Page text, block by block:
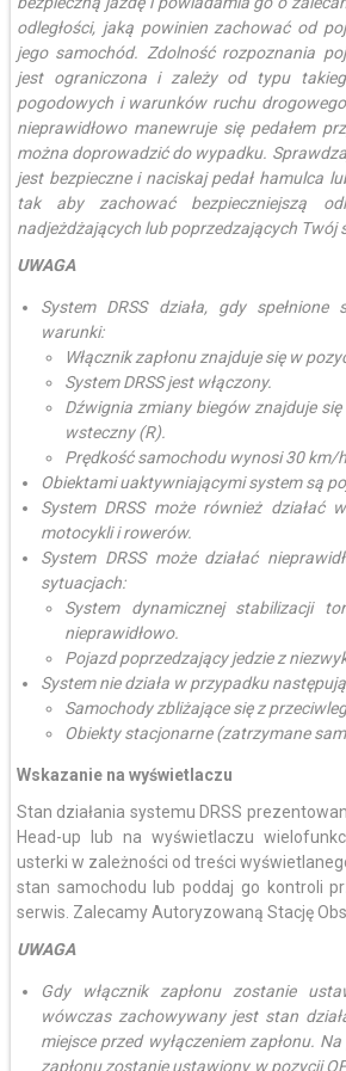
odległości, jaką powinien zachować od
jego samochód. Zdolność rozpoznania
jest ograniczona i zależy od typu
pogodowych i warunków ruchu
nieprawidłowo manewruje się pedałem
można doprowadzić do wypadku.
jest bezpieczne i naciskaj pedał hamulca
tak aby zachować bezpieczniejszą
nadjeżdżających lub poprzedzających Twój
UWAGA
System DRSS działa, gdy spełnione
warunki:
Włącznik zapłonu znajduje się w
System DRSS jest włączony.
Dźwignia zmiany biegów znajduje
wsteczny (R).
Prędkość samochodu wynosi 30 km/
Obiektami uaktywniającymi system są
System DRSS może również działać
motocykli i rowerów.
System DRSS może działać
sytuacjach:
System dynamicznej stabilizacji
nieprawidłowo.
Pojazd poprzedzający jedzie z
System nie działa w przypadku
Samochody zbliżające się z
Obiekty stacjonarne (zatrzymane
Wskazanie na wyświetlaczu
Stan działania systemu DRSS
Head-up lub na wyświetlaczu
usterki w zależności od treści
stan samochodu lub poddaj go kontroli
serwis. Zalecamy Autoryzowaną Stację
UWAGA
Gdy włącznik zapłonu zostanie
wówczas zachowywany jest stan
miejsce przed wyłączeniem zapłonu.
zapłonu zostanie ustawiony w pozycji